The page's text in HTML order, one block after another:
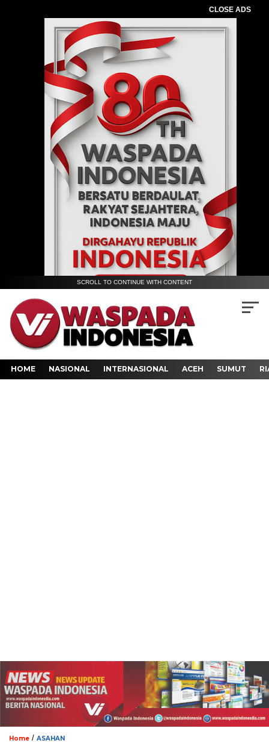
CLOSE ADS
SCROLL TO CONTINUE WITH CONTENT
HOME NASIONAL INTERNASIONAL ACEH SUMUT
Home / ASAHAN